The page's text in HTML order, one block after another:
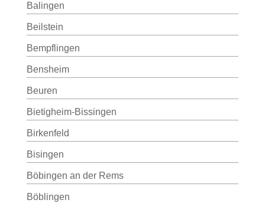
Balingen
Beilstein
Bempflingen
Bensheim
Beuren
Bietigheim-Bissingen
Birkenfeld
Bisingen
Böbingen an der Rems
Böblingen